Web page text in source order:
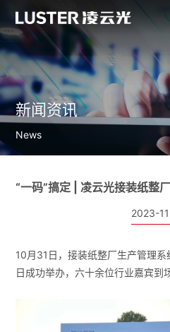
新闻资讯
News
“一码”搞定 | 凌云光接装纸整
2023-
10月31日，接装纸整厂生产管理
日成功举办，六十余位行业嘉宾到